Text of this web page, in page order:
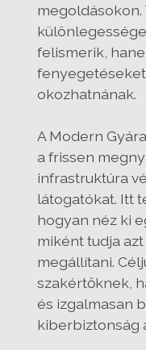
megoldásokon.
felismerik,
okozhatnának.
A Modern
a frissen
infrastruktúra
látogatókat. Itt
hogyan néz ki
miként tudja
megállítani.
szakértőknek,
és izgalmasan
kiberbiztonság